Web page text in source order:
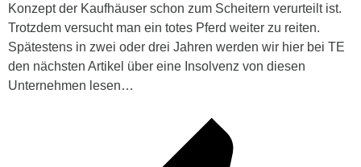
Konzept der Kaufhäuser schon zum Scheitern verurteilt ist.
Trotzdem versucht man ein totes Pferd weiter zu reiten.
Spätestens in zwei oder drei Jahren werden wir hier bei TE
den nächsten Artikel über eine Insolvenz von diesen
Unternehmen lesen…